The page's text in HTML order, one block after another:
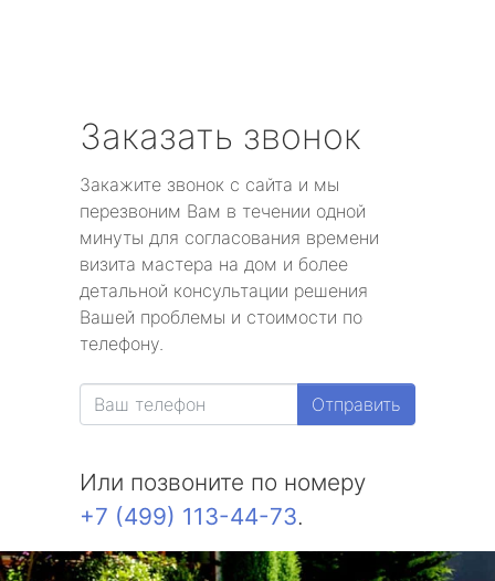
Заказать звонок
Закажите звонок с сайта и мы
перезвоним Вам в течении одной
минуты для согласования времени
визита мастера на дом и более
детальной консультации решения
Вашей проблемы и стоимости по
телефону.
Отправить
Или позвоните по номеру
+7 (499) 113-44-73.